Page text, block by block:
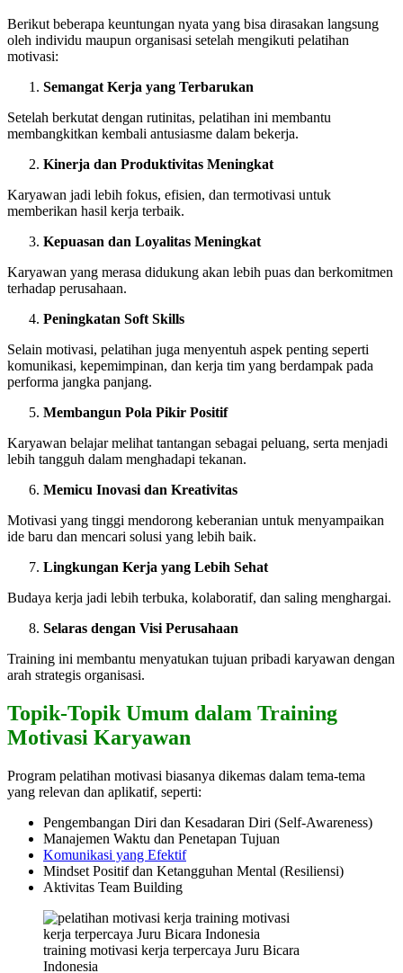
Berikut beberapa keuntungan nyata yang bisa dirasakan langsung
oleh individu maupun organisasi setelah mengikuti pelatihan
motivasi:
Semangat Kerja yang Terbarukan
Setelah berkutat dengan rutinitas, pelatihan ini membantu
membangkitkan kembali antusiasme dalam bekerja.
Kinerja dan Produktivitas Meningkat
Karyawan jadi lebih fokus, efisien, dan termotivasi untuk
memberikan hasil kerja terbaik.
Kepuasan dan Loyalitas Meningkat
Karyawan yang merasa didukung akan lebih puas dan berkomitmen
terhadap perusahaan.
Peningkatan Soft Skills
Selain motivasi, pelatihan juga menyentuh aspek penting seperti
komunikasi, kepemimpinan, dan kerja tim yang berdampak pada
performa jangka panjang.
Membangun Pola Pikir Positif
Karyawan belajar melihat tantangan sebagai peluang, serta menjadi
lebih tangguh dalam menghadapi tekanan.
Memicu Inovasi dan Kreativitas
Motivasi yang tinggi mendorong keberanian untuk menyampaikan
ide baru dan mencari solusi yang lebih baik.
Lingkungan Kerja yang Lebih Sehat
Budaya kerja jadi lebih terbuka, kolaboratif, dan saling menghargai.
Selaras dengan Visi Perusahaan
Training ini membantu menyatukan tujuan pribadi karyawan dengan
arah strategis organisasi.
Topik-Topik Umum dalam Training
Motivasi Karyawan
Program pelatihan motivasi biasanya dikemas dalam tema-tema
yang relevan dan aplikatif, seperti:
Pengembangan Diri dan Kesadaran Diri (Self-Awareness)
Manajemen Waktu dan Penetapan Tujuan
Komunikasi yang Efektif
Mindset Positif dan Ketangguhan Mental (Resiliensi)
Aktivitas Team Building
training motivasi kerja terpercaya Juru Bicara
Indonesia